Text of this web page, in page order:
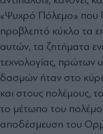
«Ψυχρό Πόλεµο» που
προβλεπτό κύκλο τα
αυτών, τα ζητήµατα
τεχνολογίας, πρώτων
δασµών ήταν στο
και στους πολέµους,
το µέτωπο του
αποδέσµευση του